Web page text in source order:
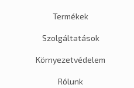
Termékek
Szolgáltatások
Környezetvédelem
Rólunk